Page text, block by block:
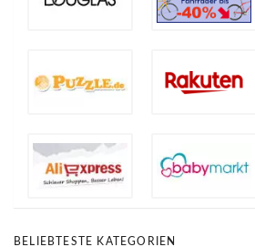
BELIEBTESTE KATEGORIEN